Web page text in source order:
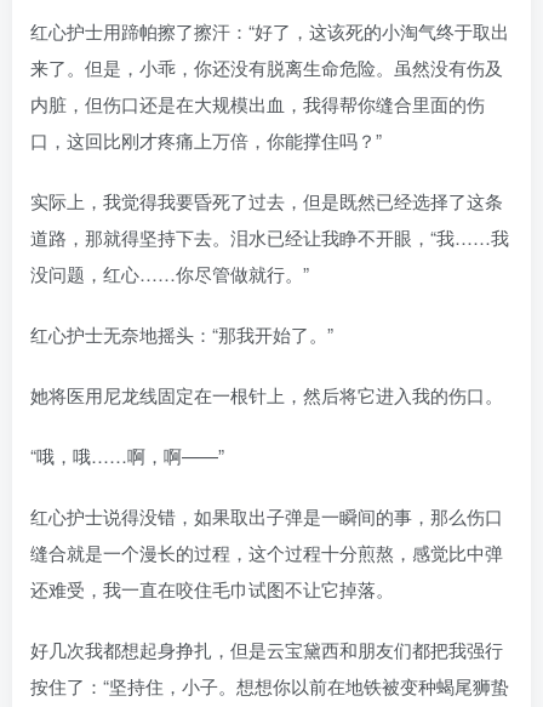
红心护士用蹄帕擦了擦汗：“好了，这该死的小淘气终于取出
来了。但是，小乖，你还没有脱离生命危险。虽然没有伤及
内脏，但伤口还是在大规模出血，我得帮你缝合里面的伤
口，这回比刚才疼痛上万倍，你能撑住吗？”
实际上，我觉得我要昏死了过去，但是既然已经选择了这条
道路，那就得坚持下去。泪水已经让我睁不开眼，“我……我
没问题，红心……你尽管做就行。”
红心护士无奈地摇头：“那我开始了。”
她将医用尼龙线固定在一根针上，然后将它进入我的伤口。
“哦，哦……啊，啊——”
红心护士说得没错，如果取出子弹是一瞬间的事，那么伤口
缝合就是一个漫长的过程，这个过程十分煎熬，感觉比中弹
还难受，我一直在咬住毛巾试图不让它掉落。
好几次我都想起身挣扎，但是云宝黛西和朋友们都把我强行
按住了：“坚持住，小子。想想你以前在地铁被变种蝎尾狮蛰